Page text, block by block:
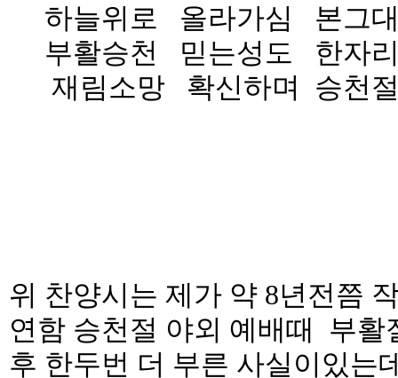
하늘위로 올라가심 본그대
부활승천 믿는성도 한자리
재림소망 확신하며 승천
위 찬양시는 제가 약 8년전쯤
연함 승천절 야외 예배때 부
후 한두번 더 부른 사실이있